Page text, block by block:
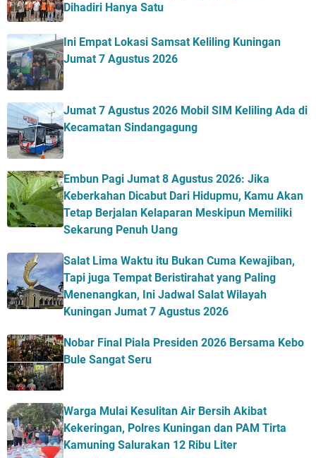
Dihadiri Hanya Satu
Ini Empat Lokasi Samsat Keliling Kuningan
Jumat 7 Agustus 2026
Jumat 7 Agustus 2026 Mobil SIM Keliling Ada di
Kecamatan Sindangagung
Embun Pagi Jumat 8 Agustus 2026: Jika
Keberkahan Dicabut Dari Hidupmu, Kamu Akan
Tetap Berjalan Kelaparan Meskipun Memiliki
Sekarung Penuh Uang
Salat Lima Waktu itu Bukan Cuma Kewajiban,
Tapi juga Tempat Beristirahat yang Paling
Menenangkan, Ini Jadwal Salat Wilayah
Kuningan Jumat 7 Agustus 2026
Nobar Final Piala Presiden 2026 Bersama Kebo
Bule Sangat Seru
Warga Mulai Kesulitan Air Bersih Akibat
Kekeringan, Polres Kuningan dan PAM Tirta
Kamuning Salurakan 12 Ribu Liter